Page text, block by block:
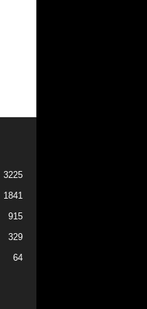
3225
1841
915
329
64